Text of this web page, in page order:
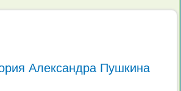
Александра Пушкина